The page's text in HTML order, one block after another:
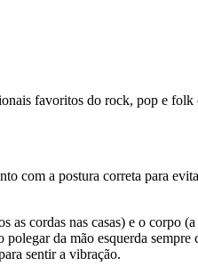
favoritos do rock, pop e
com a postura correta para
as cordas nas casas) e o
da mão esquerda
sentir a vibração.